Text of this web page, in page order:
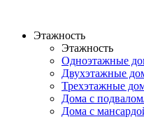
Этажность
Этажность
Одноэтажные
Двухэтажные
Трехэтажные
Дома с
Дома с